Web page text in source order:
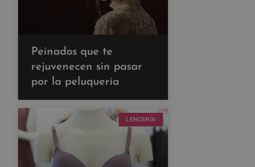
Peinados que te
rejuvenecen sin pasar
por la peluquería
LENCERÍA